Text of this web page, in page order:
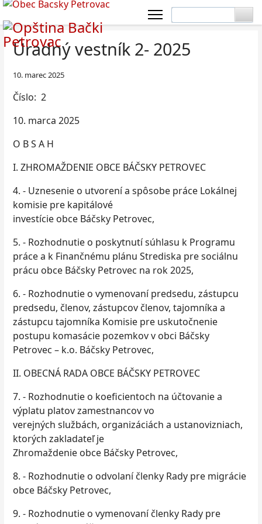
Úradný vestník 2- 2025
10. marec 2025
Číslo: 2
10. marca 2025
O B S A H
I. ZHROMAŽDENIE OBCE BÁČSKY PETROVEC
4. - Uznesenie o utvorení a spôsobe práce Lokálnej
komisie pre kapitálové
investície obce Báčsky Petrovec,
5. - Rozhodnutie o poskytnutí súhlasu k Programu
práce a k Finančnému plánu Strediska pre sociálnu
prácu obce Báčsky Petrovec na rok 2025,
6. - Rozhodnutie o vymenovaní predsedu, zástupcu
predsedu, členov, zástupcov členov, tajomníka a
zástupcu tajomníka Komisie pre uskutočnenie
postupu komasácie pozemkov v obci Báčsky
Petrovec – k.o. Báčsky Petrovec,
II. OBECNÁ RADA OBCE BÁČSKY PETROVEC
7. - Rozhodnutie o koeficientoch na účtovanie a
výplatu platov zamestnancov vo
verejných službách, organizáciách a ustanovizniach,
ktorých zakladateľ je
Zhromaždenie obce Báčsky Petrovec,
8. - Rozhodnutie o odvolaní členky Rady pre migrácie
obce Báčsky Petrovec,
9. - Rozhodnutie o vymenovaní členky Rady pre